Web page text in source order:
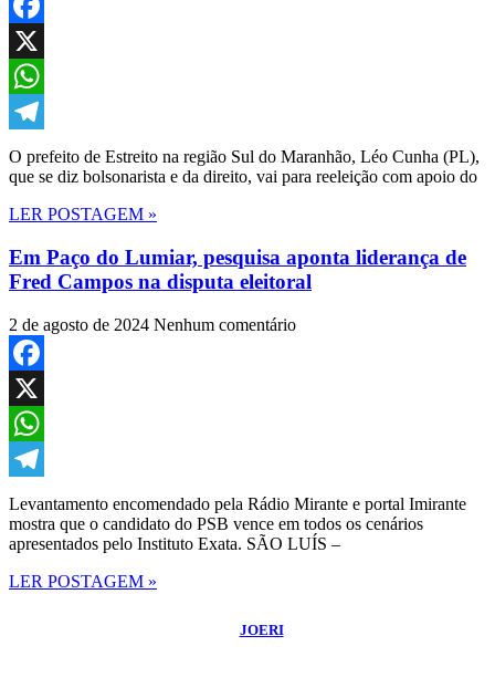
Facebook
X
WhatsApp
Telegram
O prefeito de Estreito na região Sul do Maranhão, Léo Cunha (PL),
que se diz bolsonarista e da direito, vai para reeleição com apoio do
LER POSTAGEM »
Em Paço do Lumiar, pesquisa aponta liderança de
Fred Campos na disputa eleitoral
2 de agosto de 2024 Nenhum comentário
Facebook
X
WhatsApp
Telegram
Levantamento encomendado pela Rádio Mirante e portal Imirante
mostra que o candidato do PSB vence em todos os cenários
apresentados pelo Instituto Exata. SÃO LUÍS –
LER POSTAGEM »
JOERI